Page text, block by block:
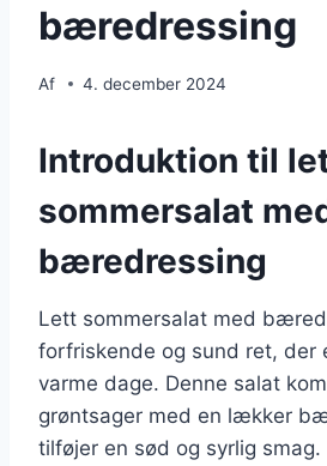
bæredressing
Af 4. december 2024
Introduktion til
sommersalat
bæredressing
Lett sommersalat med
forfriskende og sund ret, der
varme dage. Denne salat
grøntsager med en lækker
tilføjer en sød og syrlig smag.